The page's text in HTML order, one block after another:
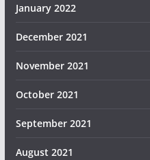
January 2022
December 2021
November 2021
October 2021
September 2021
August 2021